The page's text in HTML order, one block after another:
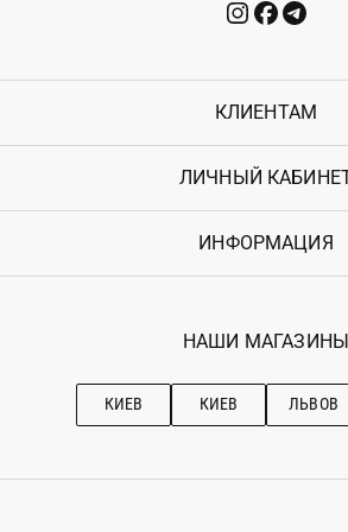
КЛИЕНТАМ
Контакты
Возврат
Гарантия
ЛИЧНЫЙ
Войти
Ostriv Club+
ИНФОРМАЦИЯ
Наши магазини
Рекомендации по
НАШИ МАГАЗИНЫ
КИЕВ КИЕВ ЛЬВОВ